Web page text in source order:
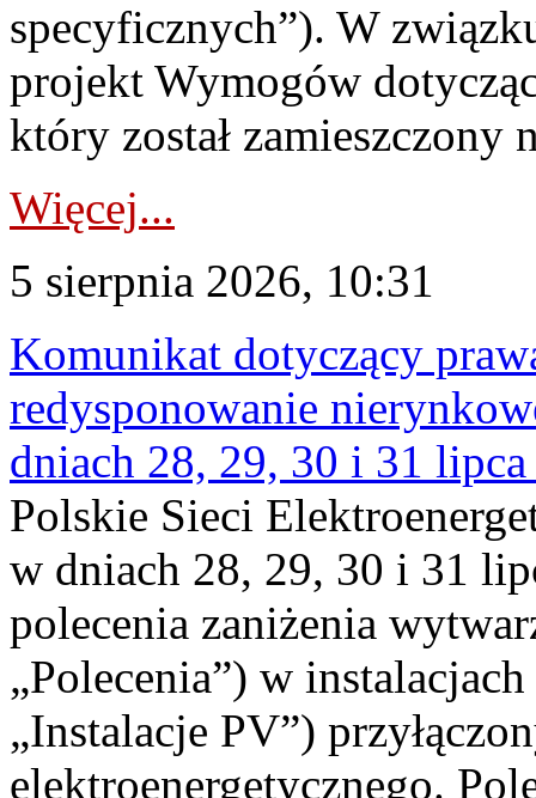
specyficznych”). W
projekt Wymogów
który został zamieszczony
Więcej...
5 sierpnia 2026, 10:31
Komunikat dotyczący
redysponowanie
dniach 28, 29, 30 i 31
Polskie Sieci
w dniach 28, 29, 30 i 31
polecenia zaniżenia
„Polecenia”) w
„Instalacje PV”)
elektroenergetycznego.